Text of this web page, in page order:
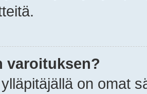
varoituksen?
on omat